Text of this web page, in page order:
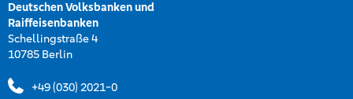
Deutschen Volksbanken und
Raiffeisenbanken
Schellingstraße 4
10785 Berlin
+49 (030) 2021-0